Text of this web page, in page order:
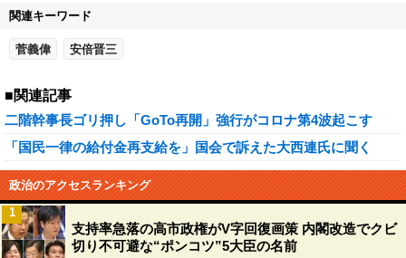
関連キーワード
菅義偉 安倍晋三
■関連記事
二階幹事長ゴリ押し「GoTo再開」強行がコロナ第4波起こす
「国民一律の給付金再支給を」国会で訴えた大西連氏に聞く
政治のアクセスランキング
支持率急落の高市政権がV字回復画策 内閣改造でクビ
切り不可避な“ポンコツ”5大臣の名前
1